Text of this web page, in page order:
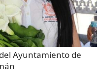
Ayuntamiento de